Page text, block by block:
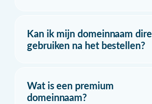
Kan ik mijn domeinnaam
gebruiken na het bestellen?
Wat is een premium
domeinnaam?